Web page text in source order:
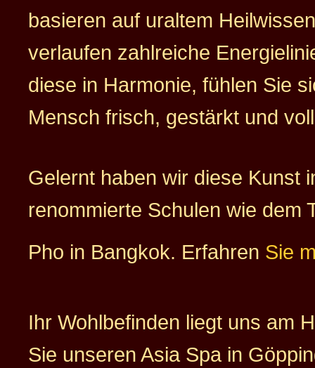
basieren auf uraltem
verlaufen zahlreiche
diese in Harmonie, fühlen Sie
Mensch frisch, gestärkt und
Gelernt haben wir diese Kunst
renommierte Schulen wie dem
Pho in Bangkok. Erfahren Sie
Ihr Wohlbefinden liegt uns am
Sie unseren Asia Spa in